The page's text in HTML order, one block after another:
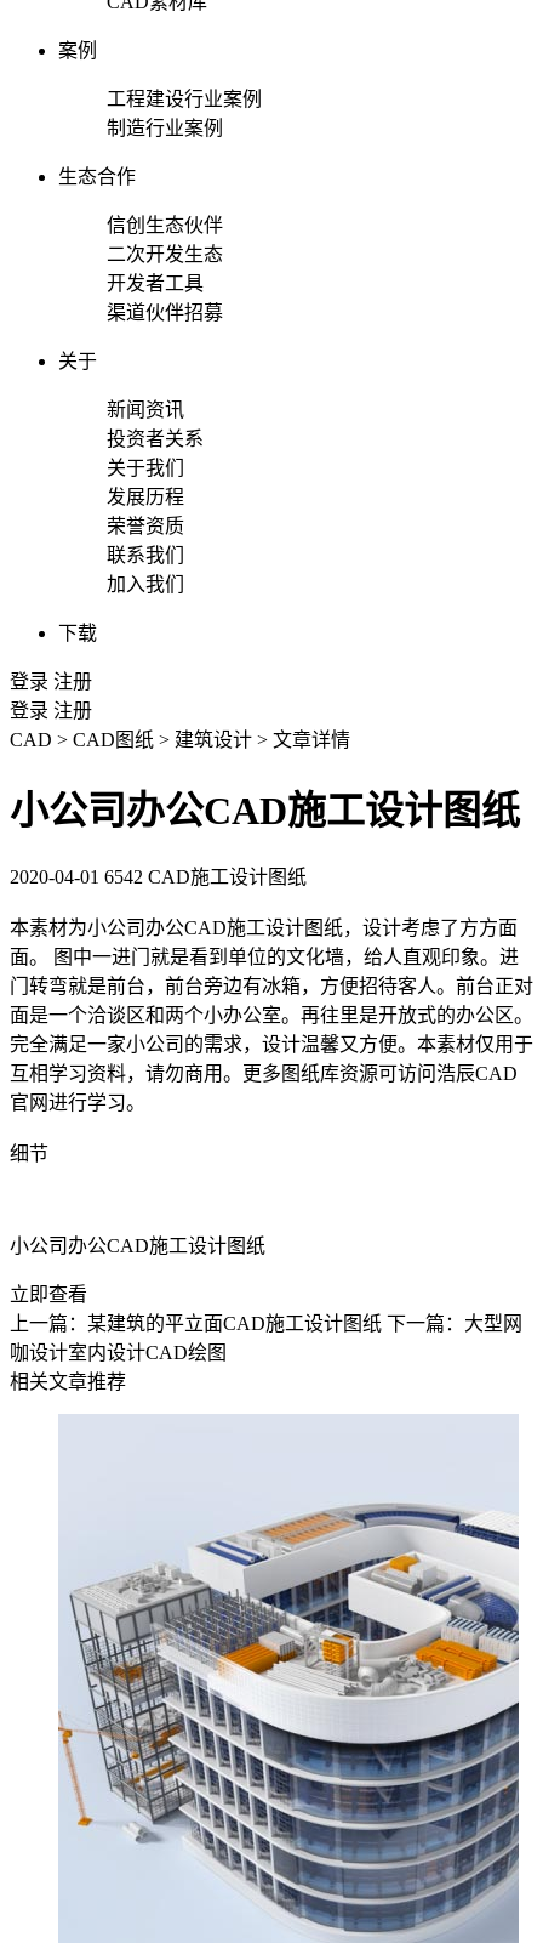
案例
工程建设行业案例
制造行业案例
生态合作
信创生态伙伴
二次开发生态
开发者工具
渠道伙伴招募
关于
新闻资讯
投资者关系
关于我们
发展历程
荣誉资质
联系我们
加入我们
下载
登录 注册
登录 注册
CAD > CAD图纸 > 建筑设计 > 文章详情
小公司办公CAD施工设计图纸
2020-04-01 6542 CAD施工设计图纸
本素材为小公司办公CAD施工设计图纸，设计考虑了方方面
面。 图中一进门就是看到单位的文化墙，给人直观印象。进
门转弯就是前台，前台旁边有冰箱，方便招待客人。前台正对
面是一个洽谈区和两个小办公室。再往里是开放式的办公区。
完全满足一家小公司的需求，设计温馨又方便。本素材仅用于
互相学习资料，请勿商用。更多图纸库资源可访问浩辰CAD
官网进行学习。
细节
小公司办公CAD施工设计图纸
立即查看
上一篇：某建筑的平立面CAD施工设计图纸 下一篇：大型网
咖设计室内设计CAD绘图
相关文章推荐